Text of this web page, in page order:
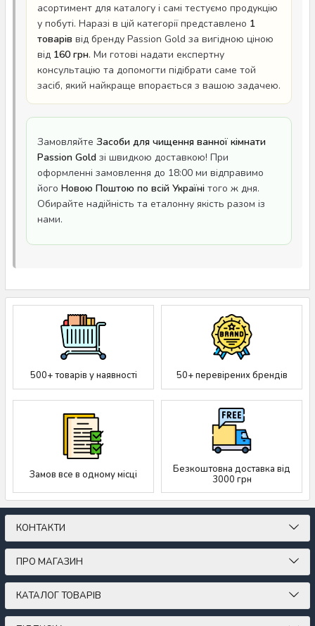
асортимент для каталогу і самі тестуємо продукцію
у побуті. Наразі в цій категорії представлено 1
товарів від бренду Passion Gold за вигідною ціною
від 160 грн. Ми готові надати експертну
консультацію та допомогти підібрати саме той
засіб, який найкраще впорається з вашою задачею.
Замовляйте Засоби для чищення ванної кімнати
Passion Gold зі швидкою доставкою! При
оформленні замовлення до 18:00 ми відправимо
його Новою Поштою по всій Україні того ж дня.
Обирайте надійність та еталонну якість разом із
нами.
500+ товарів у наявності 50+ перевірених брендів
Замов все в одному місці
Безкоштовна доставка від
3000 грн
КОНТАКТИ
ПРО МАГАЗИН
КАТАЛОГ ТОВАРІВ